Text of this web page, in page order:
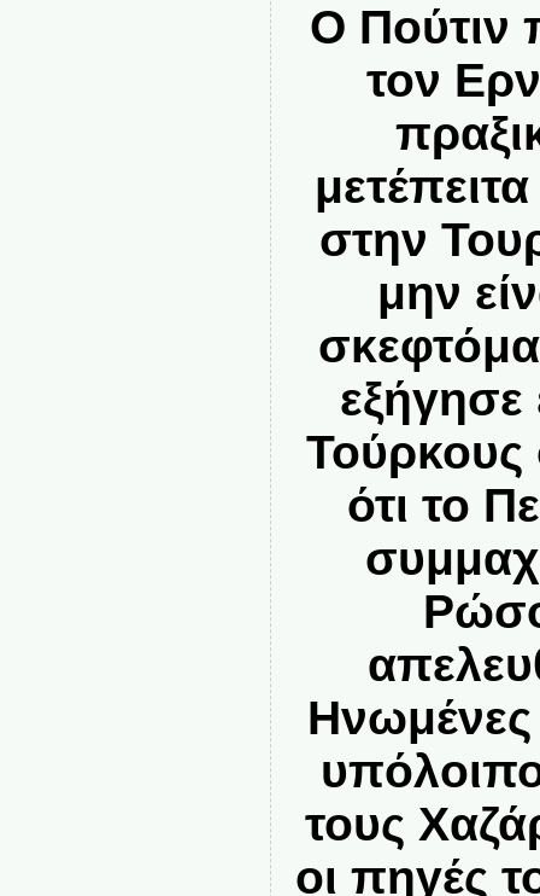
Ο Πούτιν
τον
στην
μην
εξήγησε
Τούρκους
ότι το
Ηνωμένες
τους
οι πηγές